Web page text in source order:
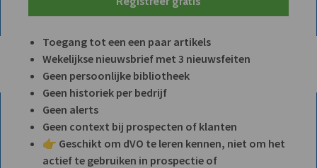
Toegang tot een een paar artikels
Wekelijkse nieuwsbrief met 3 nieuwsfeiten
Geen persoonlijke bibliotheek
Geen historiek per bedrijf
Geen alerts
Geen context bij prospecten of klanten
👉 Geschikt om dVO te leren kennen, niet om het
actief te gebruiken in prospectie of